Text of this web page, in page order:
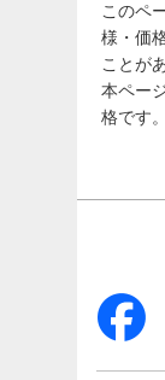
このペ
様・価
ことが
本ペー
格です。